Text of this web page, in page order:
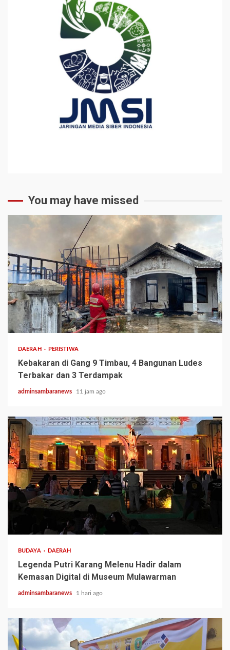
You may have missed
2 min read
DAERAH PERISTIWA
Kebakaran di Gang 9 Timbau, 4 Bangunan Ludes
Terbakar dan 3 Terdampak
adminsambaranews 11 jam ago
BUDAYA DAERAH
Legenda Putri Karang Melenu Hadir dalam
Kemasan Digital di Museum Mulawarman
adminsambaranews 1 hari ago